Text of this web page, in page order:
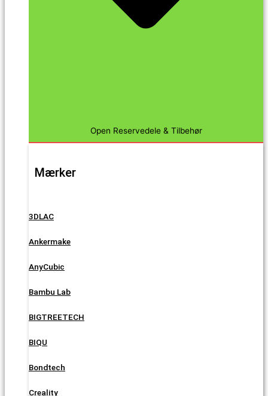
Open Reservedele & Tilbehør
Mærker
3DLAC
Ankermake
AnyCubic
Bambu Lab
BIGTREETECH
BIQU
Bondtech
Creality